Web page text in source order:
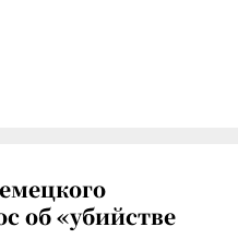
об «убийстве